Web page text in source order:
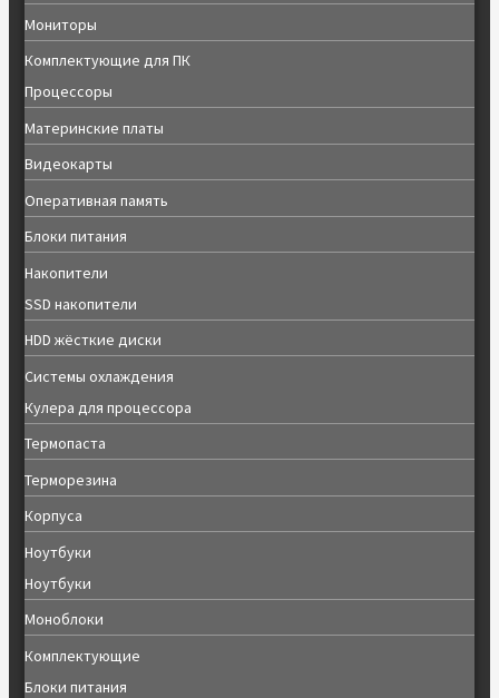
Мониторы
Комплектующие для ПК
Процессоры
Материнские платы
Видеокарты
Оперативная память
Блоки питания
Накопители
SSD накопители
HDD жёсткие диски
Системы охлаждения
Кулера для процессора
Термопаста
Терморезина
Корпуса
Ноутбуки
Ноутбуки
Моноблоки
Комплектующие
Блоки питания